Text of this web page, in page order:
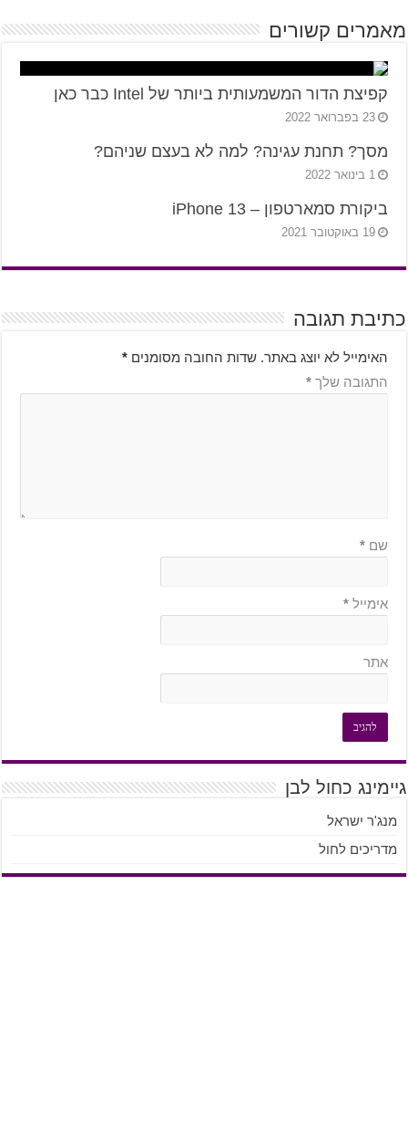
מאמרים קשורים
קפיצת הדור המשמעותית ביותר של Intel כבר כאן
23 בפברואר 2022
מסך? תחנת עגינה? למה לא בעצם שניהם?
1 בינואר 2022
ביקורת סמארטפון – iPhone 13
19 באוקטובר 2021
כתיבת תגובה
האימייל לא יוצג באתר. שדות החובה מסומנים *
התגובה שלך *
שם *
אימייל *
אתר
גיימינג כחול לבן
מנג'ר ישראל
מדריכים לחול